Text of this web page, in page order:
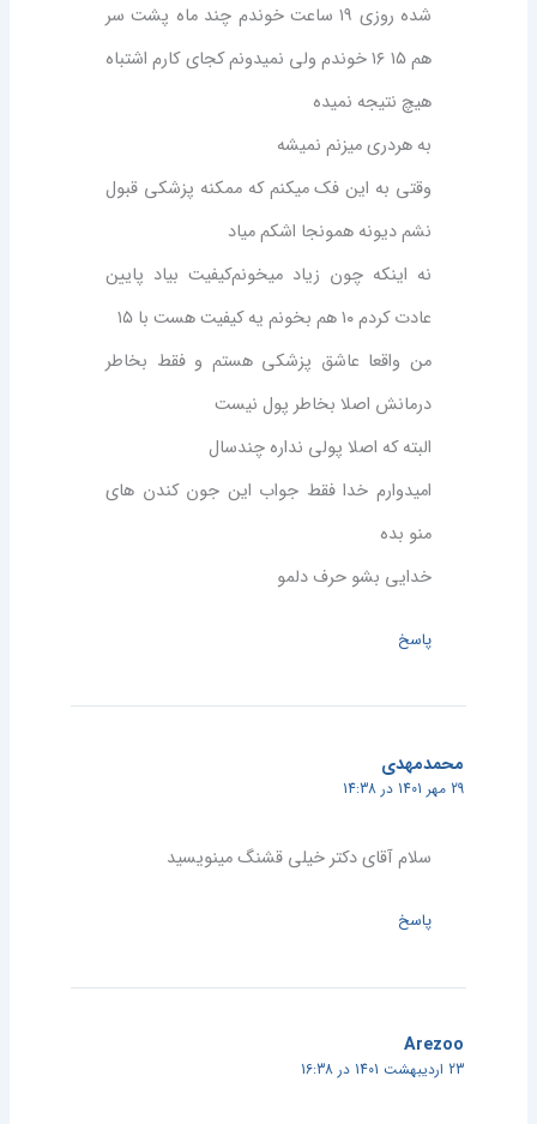
شده روزی ۱۹ ساعت خوندم چند ماه پشت سر
هم ۱۵ ۱۶ خوندم ولی نمیدونم کجای کارم اشتباه
هیچ نتیجه نمیده
به هردری میزنم نمیشه
وقتی به این فک میکنم که ممکنه پزشکی قبول
نشم دیونه همونجا اشکم میاد
نه اینکه چون زیاد میخونم‌کیفیت بیاد پایین
عادت کردم ۱۰ هم بخونم یه کیفیت هست با ۱۵
من واقعا عاشق پزشکی هستم و فقط بخاطر
درمانش اصلا بخاطر پول نیست
البته که اصلا پولی نداره چندسال
امیدوارم خدا فقط جواب این جون کندن های
منو بده
خدایی بشو حرف دلمو
پاسخ
محمدمهدی
29 مهر 1401 در 14:38
سلام آقای دکتر خیلی قشنگ مینویسید
پاسخ
Arezoo
23 اردیبهشت 1401 در 16:38